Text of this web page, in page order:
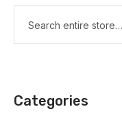
Categories